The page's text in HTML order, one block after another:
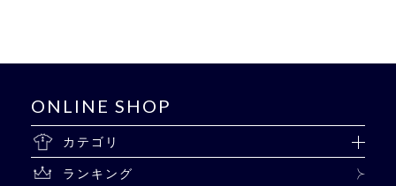
ONLINE SHOP
カテゴリ
ランキング